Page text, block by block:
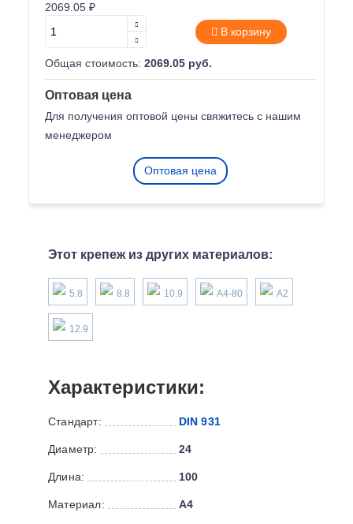
2069.05 ₽
В корзину
Общая стоимость: 2069.05 руб.
Оптовая цена
Для получения оптовой цены свяжитесь с нашим
менеджером
Оптовая цена
Этот крепеж из других материалов:
5.8 8.8 10.9 А4-80 А2
12.9
Характеристики:
Стандарт: DIN 931
Диаметр: 24
Длина: 100
Материал: А4